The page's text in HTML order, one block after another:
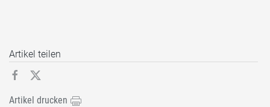
Artikel teilen
Artikel drucken